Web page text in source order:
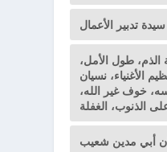
طول الأمل،
الأغنياء، نسيان
خوف غير الله،
الذنوب، الغفلة
أبي مدين شعيب